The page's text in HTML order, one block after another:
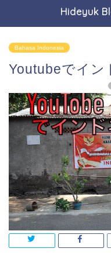
Hideyuk
Bahasa Indonesia
Youtubeでイン